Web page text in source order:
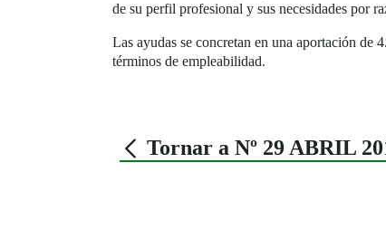
de su perfil profesional y sus necesidades por
Las ayudas se concretan en una aportación de
términos de empleabilidad.
Tornar a Nº 29 ABRIL